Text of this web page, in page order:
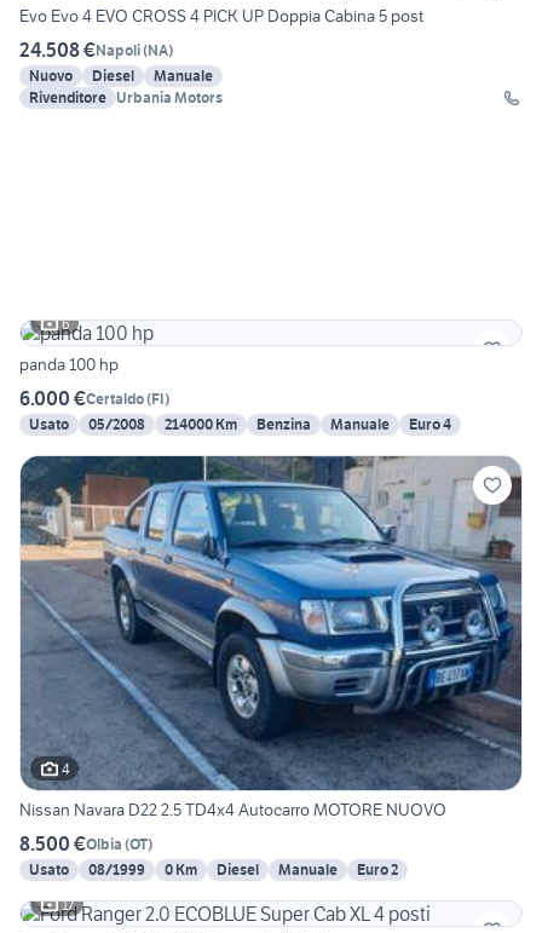
Evo Evo 4 EVO CROSS 4 PICK UP Doppia Cabina 5 post
24.508 €Napoli(NA)
Nuovo
Diesel
Manuale
Rivenditore Urbania Motors
6
panda 100 hp
6.000 €Certaldo(FI)
Usato
05/2008 214000 Km Benzina Manuale Euro 4
4
Nissan Navara D22 2.5 TD4x4 Autocarro MOTORE NUOVO
8.500 €Olbia (OT)
Usato
08/1999 0 Km Diesel Manuale
Euro 2
17